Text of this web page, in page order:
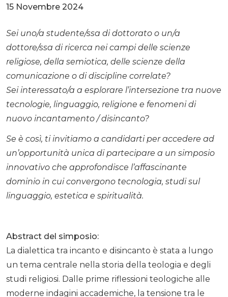
15 Novembre 2024
Sei uno/a studente/ssa di dottorato o un/a
dottore/ssa di ricerca nei campi delle scienze
religiose, della semiotica, delle scienze della
comunicazione o di discipline correlate?
Sei interessato/a a esplorare l’intersezione tra nuove
tecnologie, linguaggio, religione e fenomeni di
nuovo incantamento / disincanto?
Se è così, ti invitiamo a candidarti per accedere ad
un’opportunità unica di partecipare a un simposio
innovativo che approfondisce l’affascinante
dominio in cui convergono tecnologia, studi sul
linguaggio, estetica e spiritualità.
Abstract del simposio:
La dialettica tra incanto e disincanto è stata a lungo
un tema centrale nella storia della teologia e degli
studi religiosi. Dalle prime riflessioni teologiche alle
moderne indagini accademiche, la tensione tra le